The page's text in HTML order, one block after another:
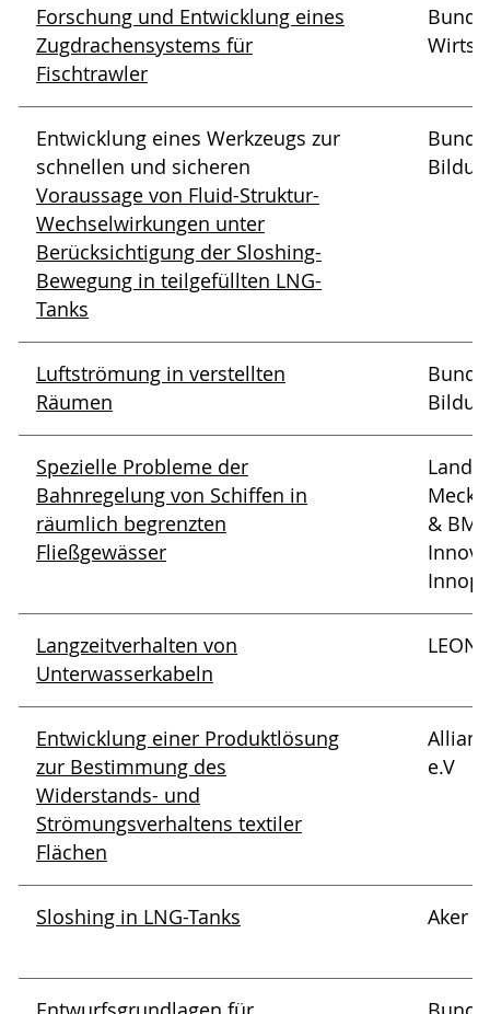
Forschung und Entwicklung eines
Zugdrachensystems für
Fischtrawler
Entwicklung eines Werkzeugs zur
schnellen und sicheren
Voraussage von Fluid-Struktur-
Wechselwirkungen unter
Berücksichtigung der Sloshing-
Bewegung in teilgefüllten LNG-
Tanks
Luftströmung in verstellten
Räumen
Spezielle Probleme der
Bahnregelung von Schiffen in
räumlich begrenzten
Fließgewässer
&
Langzeitverhalten von
Unterwasserkabeln
Entwicklung einer Produktlösung
zur Bestimmung des
Widerstands- und
Strömungsverhaltens textiler
Flächen
e.V
Sloshing in LNG-Tanks Aker